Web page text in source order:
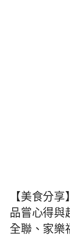
【美食分
品嘗心得與
全聯、家樂